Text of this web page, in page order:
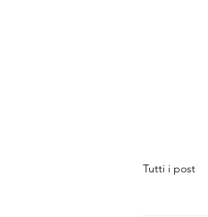
Tutti i post